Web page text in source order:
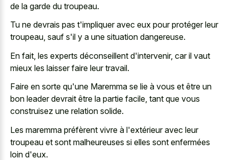
de la garde du troupeau.
Tu ne devrais pas t'impliquer avec eux pour protéger leur
troupeau, sauf s'il y a une situation dangereuse.
En fait, les experts déconseillent d'intervenir, car il vaut
mieux les laisser faire leur travail.
Faire en sorte qu'une Maremma se lie à vous et être un
bon leader devrait être la partie facile, tant que vous
construisez une relation solide.
Les maremma préfèrent vivre à l'extérieur avec leur
troupeau et sont malheureuses si elles sont enfermées
loin d'eux.